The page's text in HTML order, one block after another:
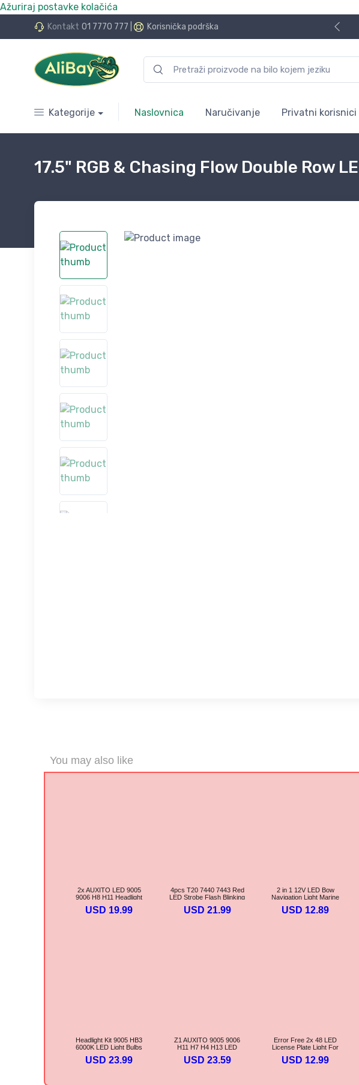
Ažuriraj postavke kolačića
Kontakt 01 7770 777 Korisnička podrška
24 rate bez kamata
Kategorije Naslovnica Naručivanje Privatni korisnici
17.5" RGB & Chasing Flow Double Row